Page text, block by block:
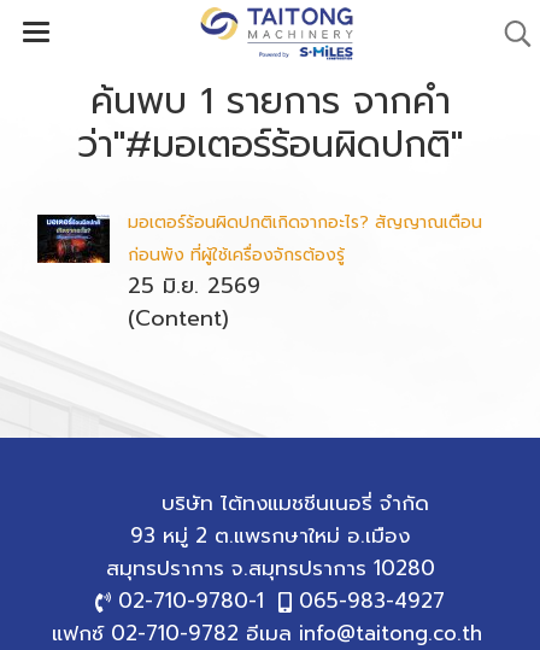
ค้นพบ 1 รายการ จากคำ
ว่า"#มอเตอร์ร้อนผิดปกติ"
มอเตอร์ร้อนผิดปกติเกิดจากอะไร? สัญญาณเตือน
ก่อนพัง ที่ผู้ใช้เครื่องจักรต้องรู้
25 มิ.ย. 2569
(Content)
บริษัท ไต้ทงแมชชีนเนอรี่ จำกัด
93 หมู่ 2 ต.แพรกษาใหม่ อ.เมือง
สมุทรปราการ จ.สมุทรปราการ 10280
02-710-9780-1
065-983-4927
แฟกซ์ 02-710-9782 อีเมล info@taitong.co.th